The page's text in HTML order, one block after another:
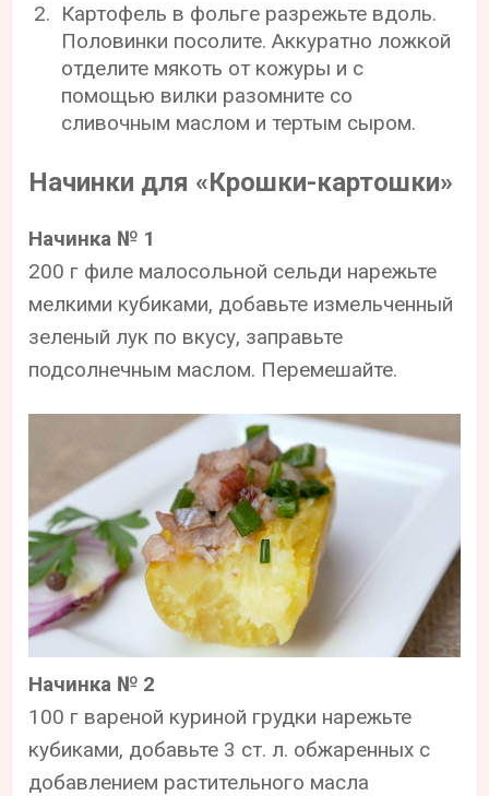
Картофель в фольге разрежьте вдоль.
Половинки посолите. Аккуратно ложкой
отделите мякоть от кожуры и с
помощью вилки разомните со
сливочным маслом и тертым сыром.
Начинки для «Крошки-картошки»
Начинка № 1
200 г филе малосольной сельди нарежьте
мелкими кубиками, добавьте измельченный
зеленый лук по вкусу, заправьте
подсолнечным маслом. Перемешайте.
Начинка № 2
100 г вареной куриной грудки нарежьте
кубиками, добавьте 3 ст. л. обжаренных с
добавлением растительного масла